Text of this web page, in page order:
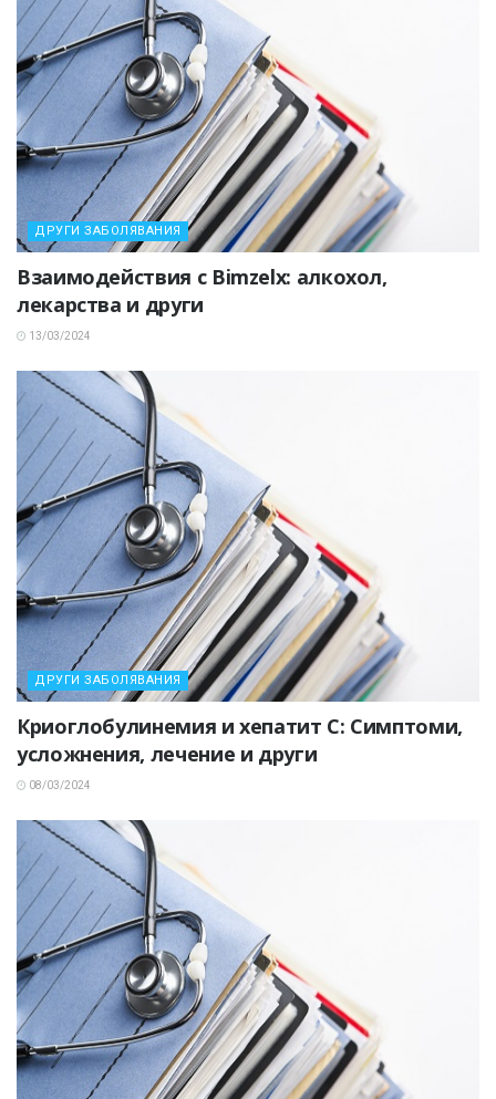
ДРУГИ ЗАБОЛЯВАНИЯ
Взаимодействия с Bimzelx: алкохол,
лекарства и други
13/03/2024
ДРУГИ ЗАБОЛЯВАНИЯ
Криоглобулинемия и хепатит C: Симптоми,
усложнения, лечение и други
08/03/2024